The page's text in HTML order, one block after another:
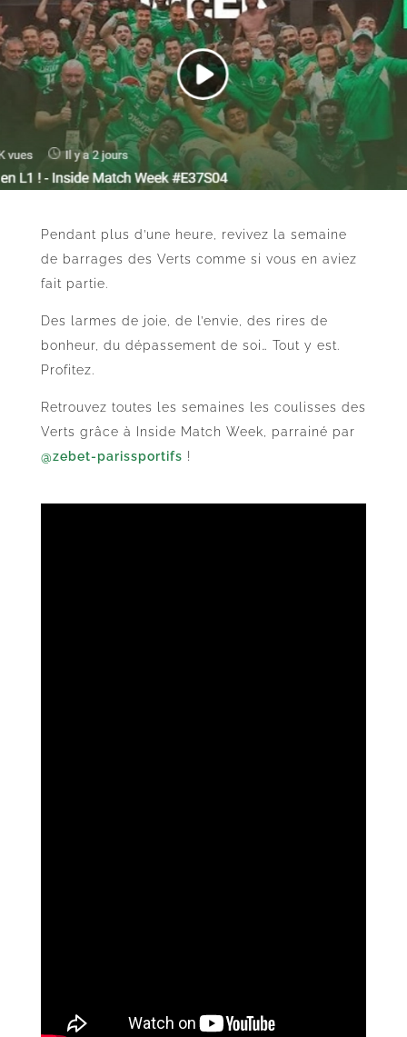
Pendant plus d’une heure, revivez la semaine
de barrages des Verts comme si vous en aviez
fait partie.
Des larmes de joie, de l’envie, des rires de
bonheur, du dépassement de soi… Tout y est.
Profitez.
Retrouvez toutes les semaines les coulisses des
Verts grâce à Inside Match Week, parrainé par
@zebet-parissportifs !